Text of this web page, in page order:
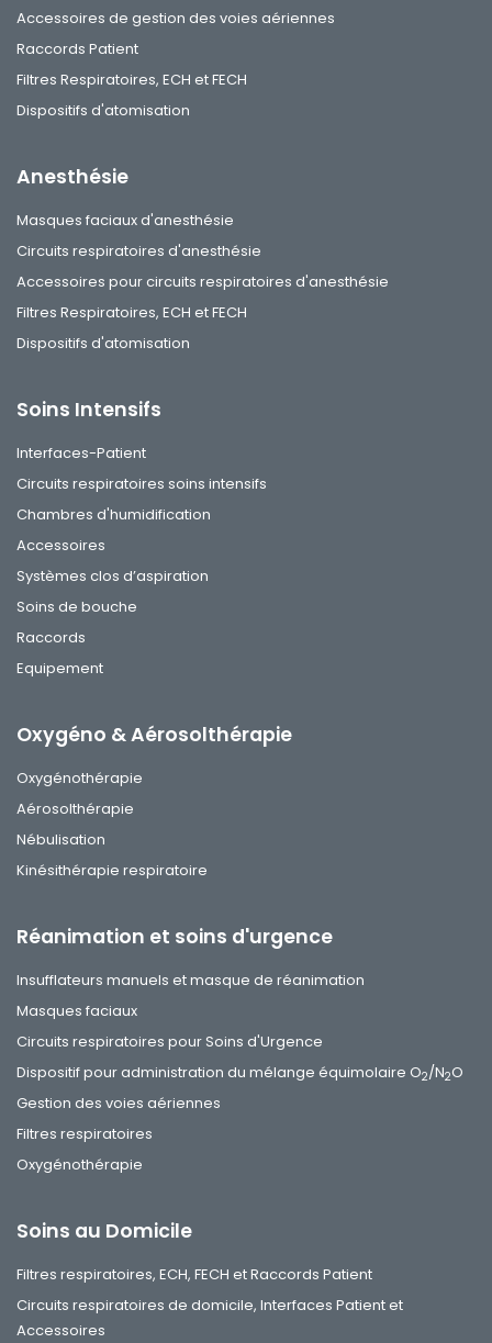
Accessoires de gestion des voies aériennes
Raccords Patient
Filtres Respiratoires, ECH et FECH
Dispositifs d'atomisation
Anesthésie
Masques faciaux d'anesthésie
Circuits respiratoires d'anesthésie
Accessoires pour circuits respiratoires d'anesthésie
Filtres Respiratoires, ECH et FECH
Dispositifs d'atomisation
Soins Intensifs
Interfaces-Patient
Circuits respiratoires soins intensifs
Chambres d'humidification
Accessoires
Systèmes clos d’aspiration
Soins de bouche
Raccords
Equipement
Oxygéno & Aérosolthérapie
Oxygénothérapie
Aérosolthérapie
Nébulisation
Kinésithérapie respiratoire
Réanimation et soins d'urgence
Insufflateurs manuels et masque de réanimation
Masques faciaux
Circuits respiratoires pour Soins d'Urgence
Dispositif pour administration du mélange équimolaire O2/N2O
Gestion des voies aériennes
Filtres respiratoires
Oxygénothérapie
Soins au Domicile
Filtres respiratoires, ECH, FECH et Raccords Patient
Circuits respiratoires de domicile, Interfaces Patient et
Accessoires